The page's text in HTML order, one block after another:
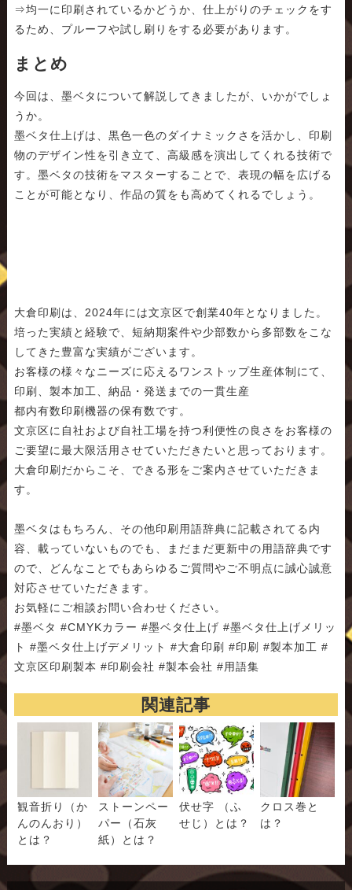
⇒均一に印刷されているかどうか、仕上がりのチェックをす
るため、プルーフや試し刷りをする必要があります。
まとめ
今回は、墨ベタについて解説してきましたが、いかがでしょ
うか。
墨ベタ仕上げは、黒色一色のダイナミックさを活かし、印刷
物のデザイン性を引き立て、高級感を演出してくれる技術で
す。墨ベタの技術をマスターすることで、表現の幅を広げる
ことが可能となり、作品の質をも高めてくれるでしょう。
大倉印刷は、2024年には文京区で創業40年となりました。
培った実績と経験で、短納期案件や少部数から多部数をこな
してきた豊富な実績がございます。
お客様の様々なニーズに応えるワンストップ生産体制にて、
印刷、製本加工、納品・発送までの一貫生産
都内有数印刷機器の保有数です。
文京区に自社および自社工場を持つ利便性の良さをお客様の
ご要望に最大限活用させていただきたいと思っております。
大倉印刷だからこそ、できる形をご案内させていただきま
す。
墨ベタはもちろん、その他印刷用語辞典に記載されてる内
容、載っていないものでも、まだまだ更新中の用語辞典です
ので、どんなことでもあらゆるご質問やご不明点に誠心誠意
対応させていただきます。
お気軽にご相談お問い合わせください。
#墨ベタ #CMYKカラー #墨ベタ仕上げ #墨ベタ仕上げメリッ
ト #墨ベタ仕上げデメリット #大倉印刷 #印刷 #製本加工 #
文京区印刷製本 #印刷会社 #製本会社 #用語集
関連記事
観音折り（か
んのんおり）
とは？
ストーンペー
パー（石灰
紙）とは？
伏せ字 （ふ
せじ）とは？
クロス巻と
は？